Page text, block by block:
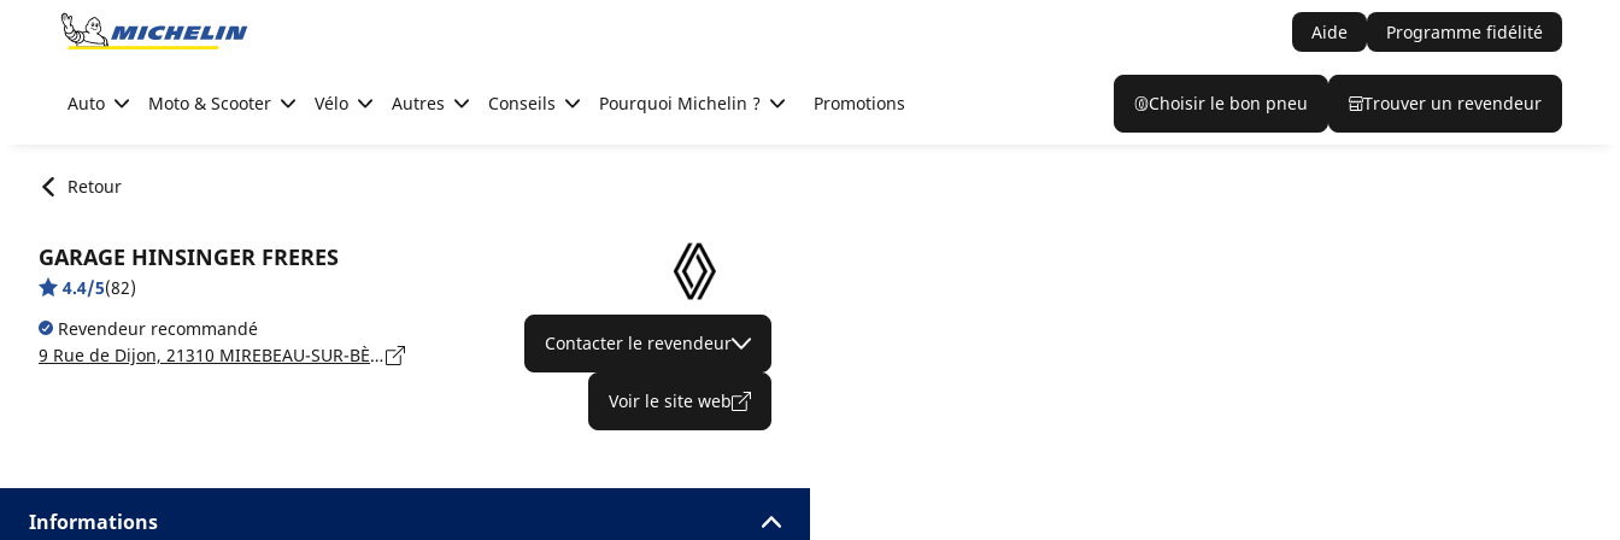
Go to page content
Aide Programme fidélité
Auto Moto & Scooter Vélo Autres Conseils Pourquoi Michelin ? Promotions Choisir le bon pneu Trouver un revendeur
Retour
GARAGE HINSINGER FRERES
4.4/5(82)
Revendeur recommandé
9 Rue de Dijon, 21310 MIREBEAU-SUR-BÈZE
Contacter le revendeur
Voir le site web
Informations